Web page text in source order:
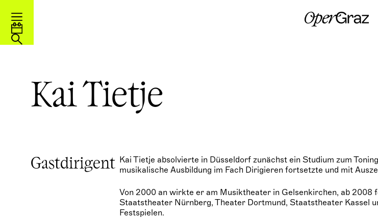
k
i
Kai Tietje
Kai Tietje absolvierte in Düsseldorf zunächst ein Studium zum
musikalische Ausbildung im Fach Dirigieren fortsetzte und mit
Von 2000 an wirkte er am Musiktheater in Gelsenkirchen, ab 2008
Staatstheater Nürnberg, Theater Dortmund, Staatstheater Kassel
Festspielen.
Gastdirigent